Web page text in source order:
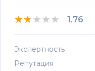
★★★★★
★★★★★
★★★★★ 1.76
Экспертность
Репутация